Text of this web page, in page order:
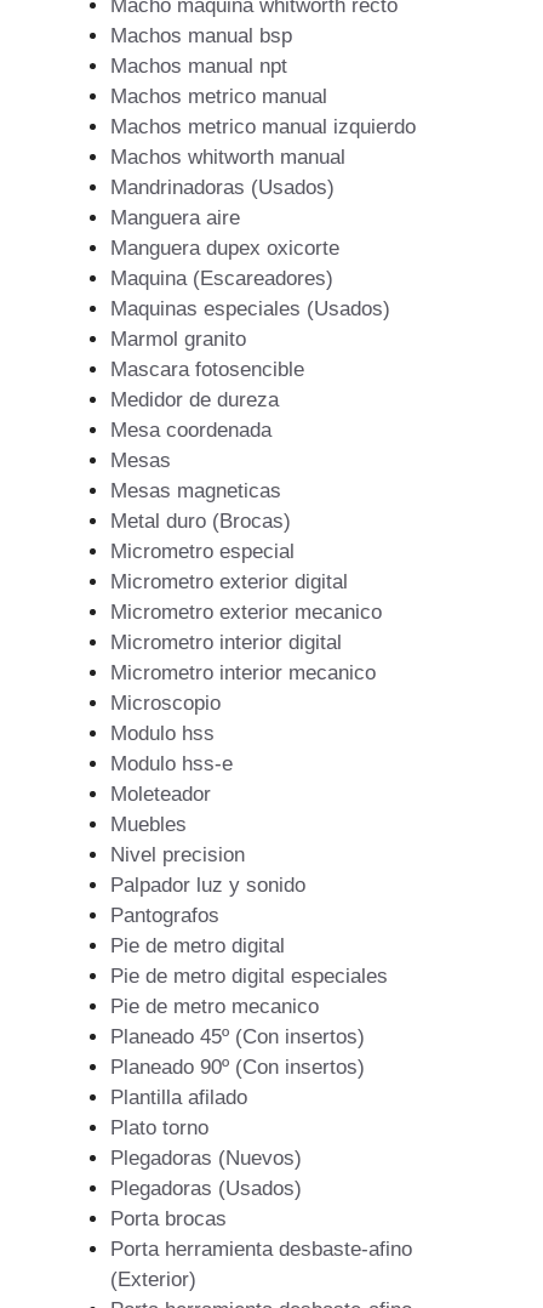
Macho maquina whitworth recto
Machos manual bsp
Machos manual npt
Machos metrico manual
Machos metrico manual izquierdo
Machos whitworth manual
Mandrinadoras (Usados)
Manguera aire
Manguera dupex oxicorte
Maquina (Escareadores)
Maquinas especiales (Usados)
Marmol granito
Mascara fotosencible
Medidor de dureza
Mesa coordenada
Mesas
Mesas magneticas
Metal duro (Brocas)
Micrometro especial
Micrometro exterior digital
Micrometro exterior mecanico
Micrometro interior digital
Micrometro interior mecanico
Microscopio
Modulo hss
Modulo hss-e
Moleteador
Muebles
Nivel precision
Palpador luz y sonido
Pantografos
Pie de metro digital
Pie de metro digital especiales
Pie de metro mecanico
Planeado 45º (Con insertos)
Planeado 90º (Con insertos)
Plantilla afilado
Plato torno
Plegadoras (Nuevos)
Plegadoras (Usados)
Porta brocas
Porta herramienta desbaste-afino
(Exterior)